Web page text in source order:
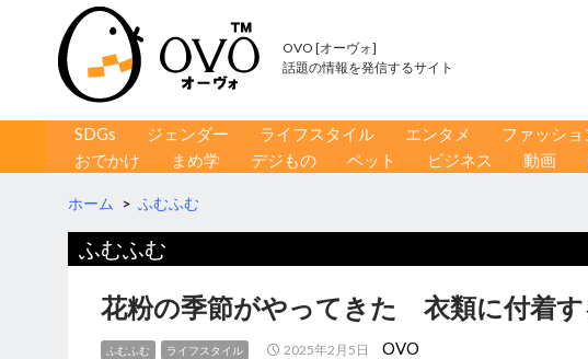
OVO [オーヴォ]
話題の情報を発信するサイト
コンテンツへ移動
SDGs ジェンダー ライフスタイル エンタメ ファッショ
おでかけ
まめ学 デジもの ペット ビジネス 動画
ホーム > ふむふむ
ふむふむ
花粉の季節がやってきた 衣類に付着
ふむふむ ライフスタイル 2025年2月5日 OVO